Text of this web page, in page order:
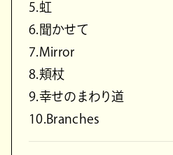
5.虹
6.聞かせて
7.Mirror
8.頬杖
9.幸せのまわり道
10.Branches